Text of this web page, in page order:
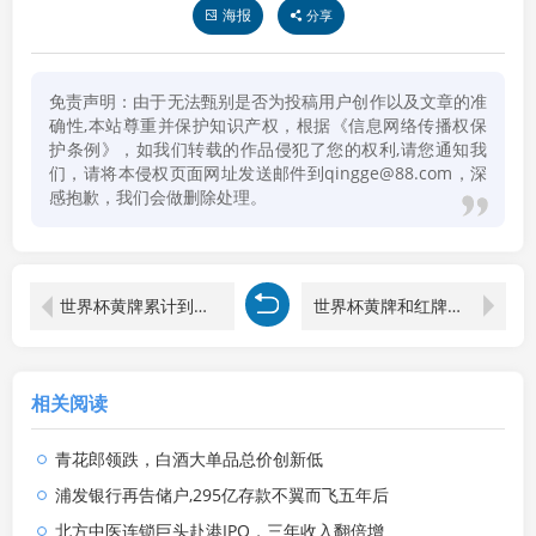
海报 分享
免责声明：由于无法甄别是否为投稿用户创作以及文章的准
确性,本站尊重并保护知识产权，根据《信息网络传播权保
护条例》，如我们转载的作品侵犯了您的权利,请您通知我
们，请将本侵权页面网址发送邮件到qingge@88.com，深
感抱歉，我们会做删除处理。
世界杯黄牌累计到下一场吗知乎 世界杯黄牌和红牌从哪届开始
相关阅读
青花郎领跌，白酒大单品总价创新低
浦发银行再告储户,295亿存款不翼而飞五年后
北方中医连锁巨头赴港IPO，三年收入翻倍增